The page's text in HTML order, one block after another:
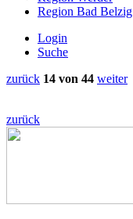
Region Bad Belzig
Login
Suche
zurück 14 von 44 weiter
zurück